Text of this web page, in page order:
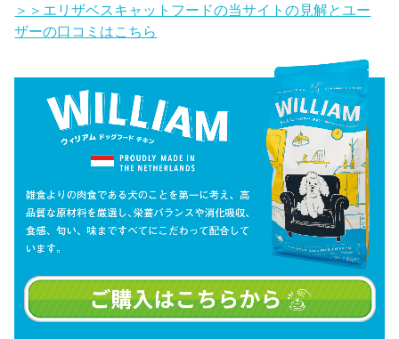
＞＞エリザベスキャットフードの当サイトの見解とユー
ザーの口コミはこちら